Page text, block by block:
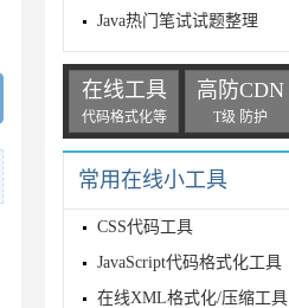
Java热门笔试试题整理
在线工具
代码格式化等
高防CDN
T级 防护
常用在线小工具
CSS代码工具
JavaScript代码格式化工具
在线XML格式化/压缩工具